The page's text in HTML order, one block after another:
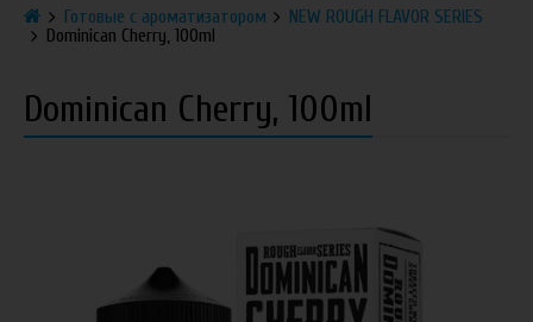
Готовые с ароматизатором
NEW ROUGH FLAVOR SERIES
Dominican Cherry, 100ml
Dominican Cherry, 100ml